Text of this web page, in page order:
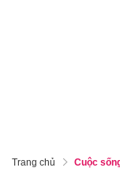
Trang chủ Cuộc